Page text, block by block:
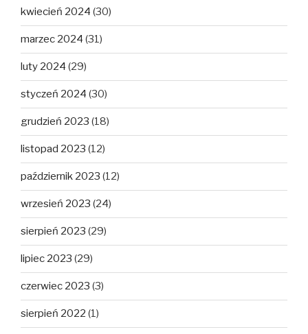
kwiecień 2024 (30)
marzec 2024 (31)
luty 2024 (29)
styczeń 2024 (30)
grudzień 2023 (18)
listopad 2023 (12)
październik 2023 (12)
wrzesień 2023 (24)
sierpień 2023 (29)
lipiec 2023 (29)
czerwiec 2023 (3)
sierpień 2022 (1)